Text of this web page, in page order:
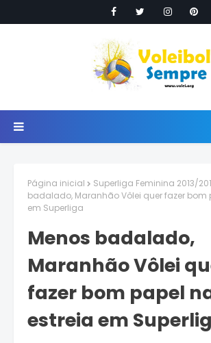
Página inicial Superliga Feminina 2013/
badalado, Maranhão Vôlei quer fazer bom
em Superliga
Menos badalado,
Maranhão Vôlei
fazer bom papel
estreia em